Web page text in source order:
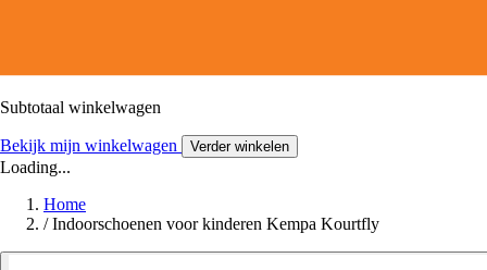
Subtotaal winkelwagen
Bekijk mijn winkelwagen Verder winkelen
Loading...
Home
/ Indoorschoenen voor kinderen Kempa Kourtfly